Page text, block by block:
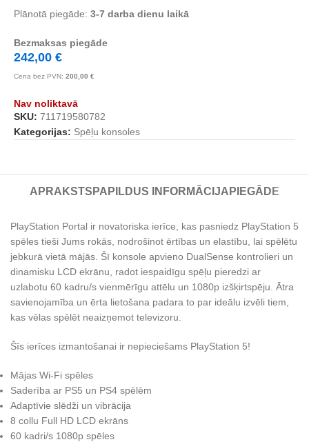
Plānotā piegāde: 3-7 darba dienu laikā
Bezmaksas piegāde
242,00 €
Cena bez PVN: 200,00 €
Nav noliktavā
SKU: 711719580782
Kategorijas: Spēļu konsoles
APRAKSTS PAPILDUS INFORMĀCIJA PIEGĀDE
PlayStation Portal ir novatoriska ierīce, kas pasniedz PlayStation 5
spēles tieši Jums rokās, nodrošinot ērtības un elastību, lai spēlētu
jebkurā vietā mājās. Šī konsole apvieno DualSense kontrolieri un
dinamisku LCD ekrānu, radot iespaidīgu spēļu pieredzi ar
uzlabotu 60 kadru/s vienmērīgu attēlu un 1080p izšķirtspēju. Ātra
savienojamība un ērta lietošana padara to par ideālu izvēli tiem,
kas vēlas spēlēt neaizņemot televizoru.
Šīs ierīces izmantošanai ir nepieciešams PlayStation 5!
Mājas Wi-Fi spēles
Saderība ar PS5 un PS4 spēlēm
Adaptīvie slēdži un vibrācija
8 collu Full HD LCD ekrāns
60 kadri/s 1080p spēles